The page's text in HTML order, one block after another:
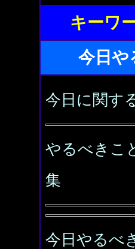
キーワ
今日や
今日に関す
やるべきこ
集
今日やるべ